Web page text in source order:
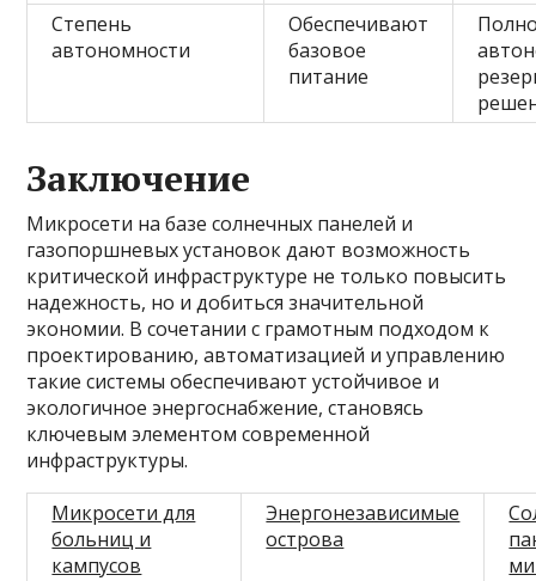
Степень
автономности
Обеспечивают
базовое
питание
Заключение
Микросети на базе солнечных панелей и
газопоршневых установок дают возможность
критической инфраструктуре не только повысить
надежность, но и добиться значительной
экономии. В сочетании с грамотным подходом к
проектированию, автоматизацией и управлению
такие системы обеспечивают устойчивое и
экологичное энергоснабжение, становясь
ключевым элементом современной
инфраструктуры.
Микросети для
больниц и
кампусов
Энергонезависимые
острова